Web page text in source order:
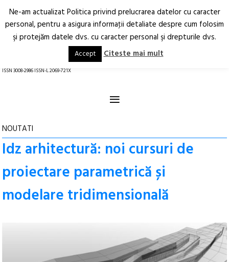
Arhitectură.
Oraș.
RO EN
ISSN 3008-2986 ISSN-L 2069-721X
≡
NOUTATI
Idz arhitectură: noi cursuri de
proiectare parametrică și
modelare tridimensională
Ne-am actualizat Politica privind prelucrarea datelor cu caracter
personal, pentru a asigura informaţii detaliate despre cum folosim
şi protejăm datele dvs. cu caracter personal şi drepturile dvs.
Accept Citeste mai mult